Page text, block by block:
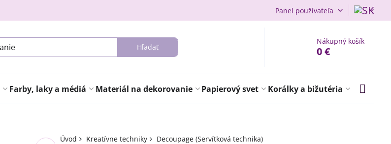
Panel používateľa
Hľadať
Nákupný košík
0 €
Farby, laky a médiá Materiál na dekorovanie Papierový svet Korálky a bižutéria
Úvod Kreatívne techniky
Decoupage (Servítková technika)